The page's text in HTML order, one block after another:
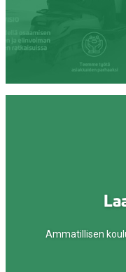
Ammatillisen